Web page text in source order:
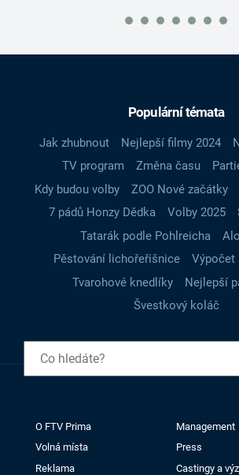
Populární témata
Jak zhubnout Nejlepší filmy 2024
TV program
Změna času
Kdy budou volby
ZOO Nové začátky
7 pádů Honzy Dědka
Volby 2025
Tatarák podle Pohlreicha
Pěstování lichořeřišnice
Výpočet
Tvarohové knedlíky
Nejlepší
Švestkový koláč
O FTV Prima
Management
Volná místa
Press
Reklama
Castingy a